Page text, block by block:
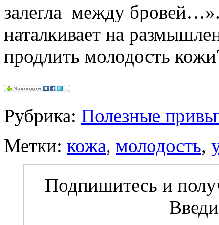
залегла между
наталкивает на
продлить молодость
Рубрика: Полезные
Метки: кожа, молодость,
Подпишитесь и